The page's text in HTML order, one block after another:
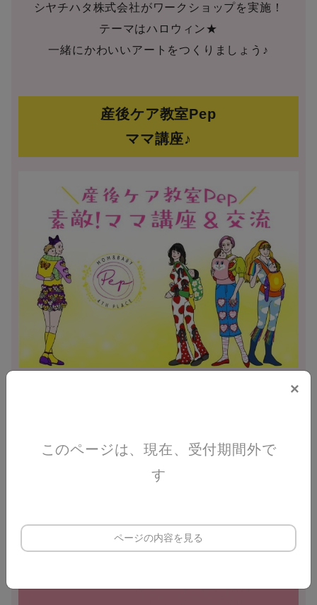
シヤチハタ株式会社がワークショップを実施！
テーマはハロウィン★
一緒にかわいいアートをつくりましょう♪
産後ケア教室Pep
ママ講座♪
楽ちんになれるセミナーを開催します♪
おしゃべり会
×
このページは、現在、受付期間外で
す
ページの内容を見る